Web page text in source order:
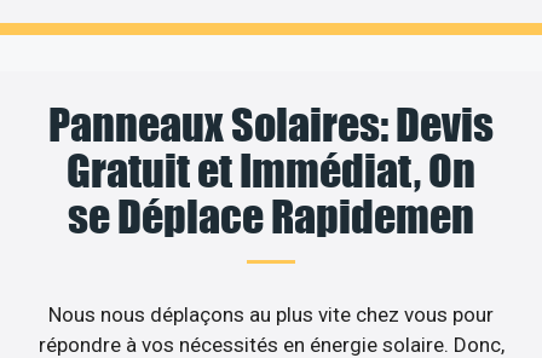
Panneaux Solaires: Devis
Gratuit et Immédiat, On
se Déplace Rapidemen
Nous nous déplaçons au plus vite chez vous pour
répondre à vos nécessités en énergie solaire. Donc,